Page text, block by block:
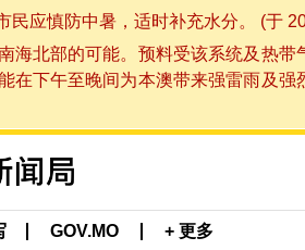
应慎防中暑，适时补充水分。 (于
北部的可能。预料受该系统及热
下午至晚间为本澳带来强雷雨及强
GOV.MO + 更多